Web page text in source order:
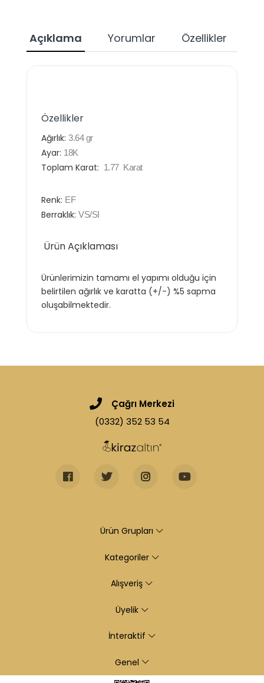
Açıklama Yorumlar Özellikler
Özellikler
Ağırlık: 3.64gr
Ayar: 18K
Toplam Karat: 1.77 Karat
Renk: EF
Berraklık: VS/SI
Ürün Açıklaması
Ürünlerimizin tamamı el yapımı olduğu için
belirtilen ağırlık ve karatta (+/-) %5 sapma
oluşabilmektedir.
Çağrı Merkezi
(0332) 352 53 54
Ürün Grupları
Kategoriler
Alışveriş
Üyelik
İnteraktif
Genel